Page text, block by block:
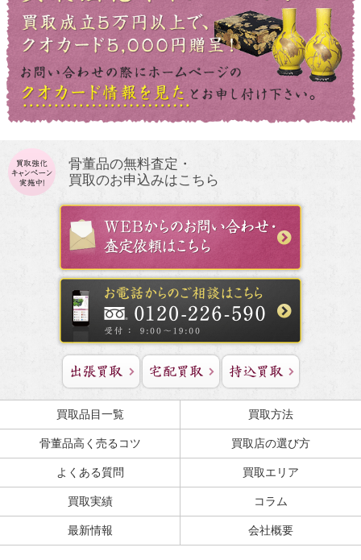
骨董品の無料査定・
買取のお申込みはこちら
買取品目一覧 買取方法
骨董品高く売るコツ 買取店の選び方
よくある質問 買取エリア
買取実績 コラム
最新情報 会社概要